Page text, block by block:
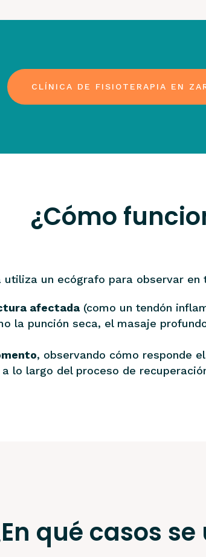
CLÍNICA DE FISIOTERAPIA EN
¿Cómo
un ecógrafo para observar
afectada (como un tendón
la punción seca, el masaje
, observando cómo responde
a lo largo del proceso de
qué casos